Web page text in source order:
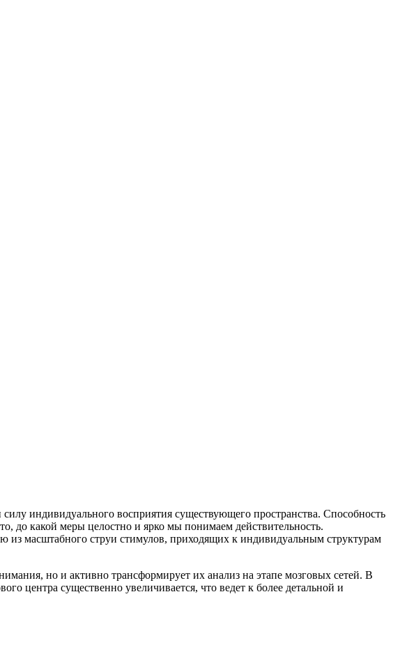
индивидуального восприятия существующего пространства. Способность
до какой меры целостно и ярко мы понимаем действительность.
из масштабного струи стимулов, приходящих к индивидуальным структурам
но и активно трансформирует их анализ на этапе мозговых сетей. В
центра существенно увеличивается, что ведет к более детальной и